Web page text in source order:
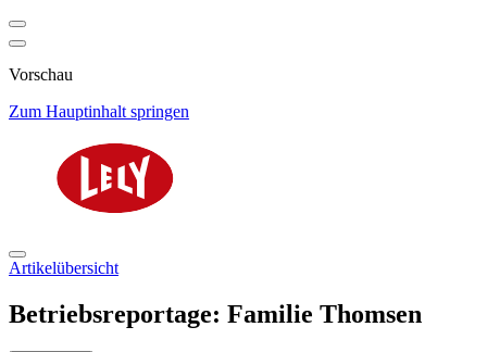
Vorschau
Zum Hauptinhalt springen
Artikelübersicht
Betriebsreportage: Familie Thomsen